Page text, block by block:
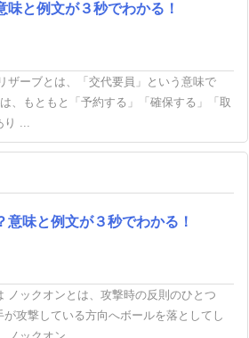
味と例文が３秒でわかる！
ザーブとは、「交代要員」という意味で
、もともと「予約する」「確保する」「取
り ...
意味と例文が３秒でわかる！
ノックオンとは、攻撃時の反則のひとつ
攻撃している方向へボールを落としてし